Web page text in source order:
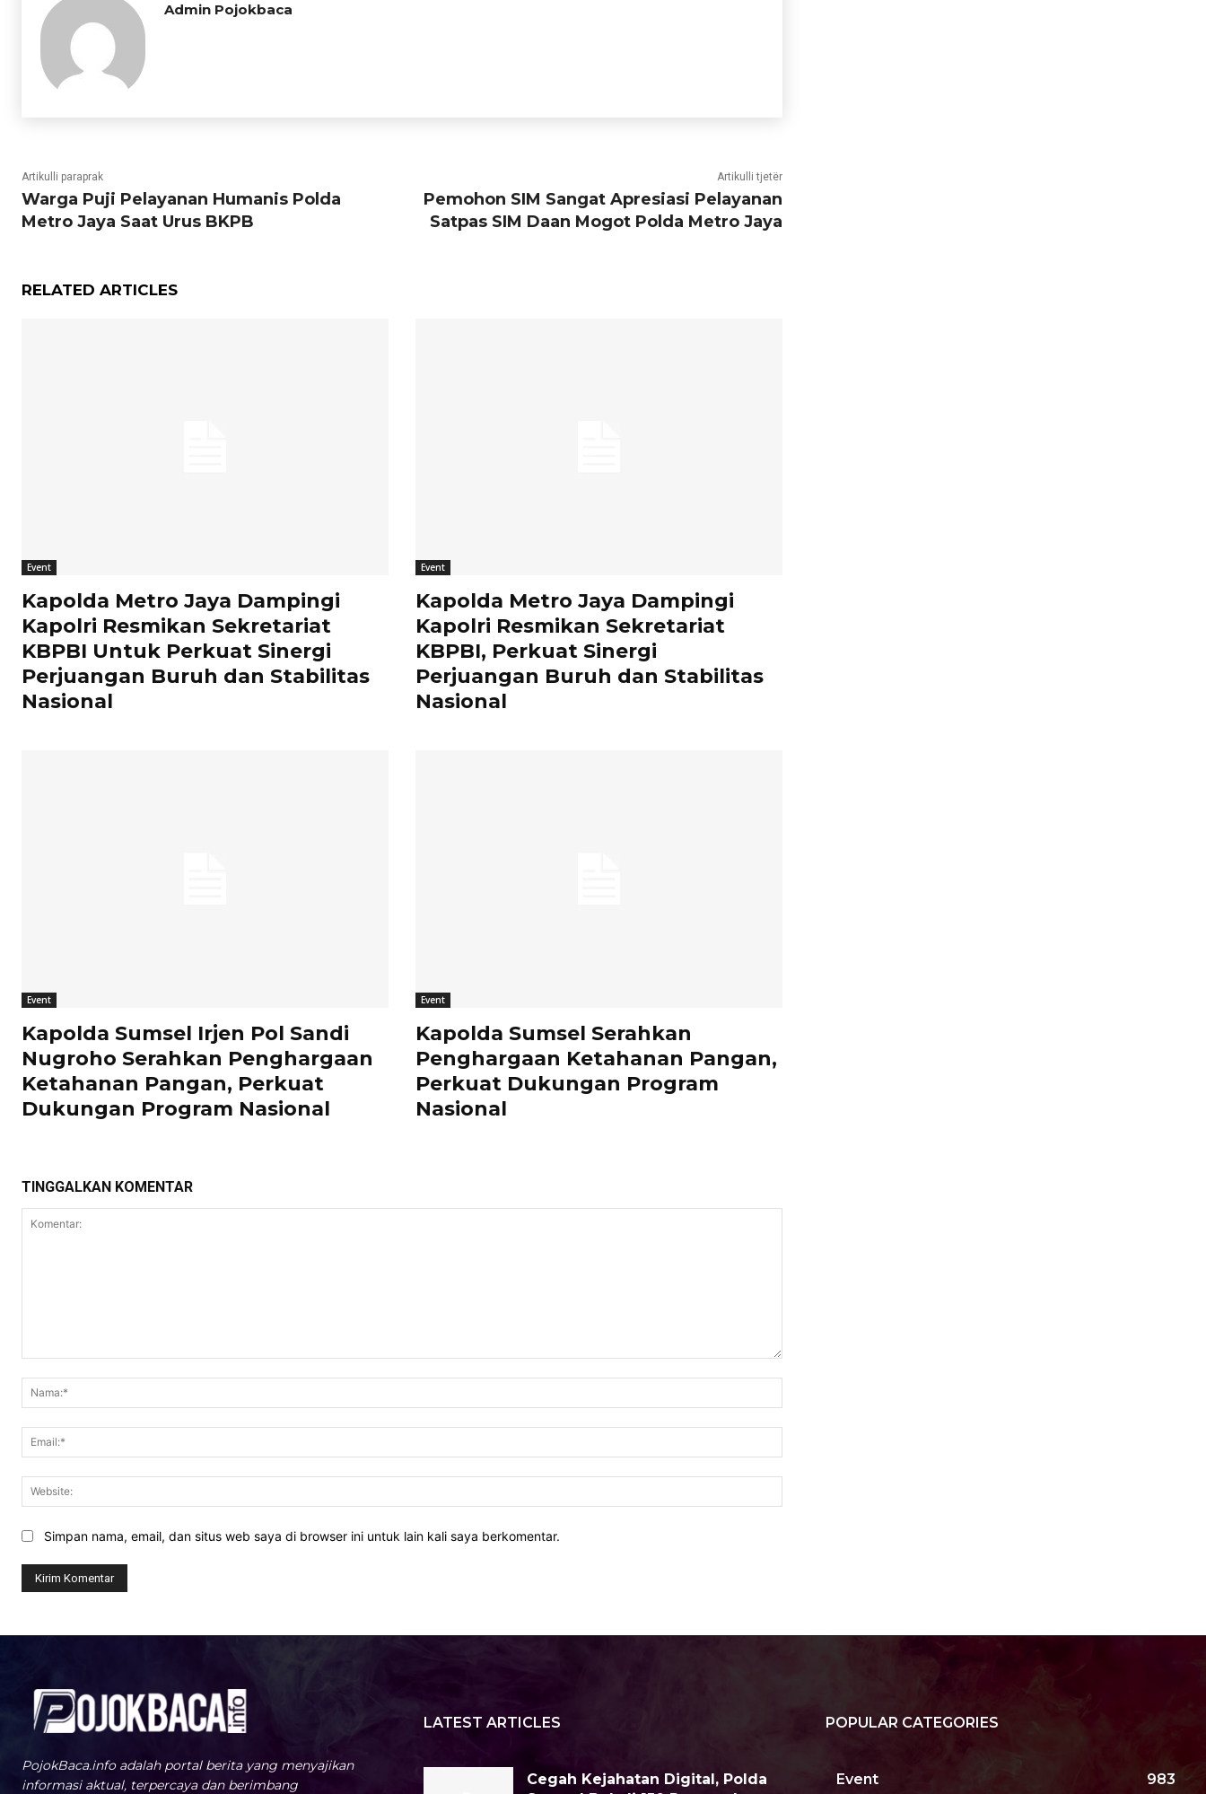
Admin Pojokbaca
Artikulli paraprak
Warga Puji Pelayanan Humanis Polda
Metro Jaya Saat Urus BKPB
Artikulli tjetër
Pemohon SIM Sangat Apresiasi Pelayanan
Satpas SIM Daan Mogot Polda Metro Jaya
RELATED ARTICLES
Event
Kapolda Metro Jaya Dampingi
Kapolri Resmikan Sekretariat
KBPBI Untuk Perkuat Sinergi
Perjuangan Buruh dan Stabilitas
Nasional
Event
Kapolda Metro Jaya Dampingi
Kapolri Resmikan Sekretariat
KBPBI, Perkuat Sinergi
Perjuangan Buruh dan Stabilitas
Nasional
Event
Kapolda Sumsel Irjen Pol Sandi
Nugroho Serahkan Penghargaan
Ketahanan Pangan, Perkuat
Dukungan Program Nasional
Event
Kapolda Sumsel Serahkan
Penghargaan Ketahanan Pangan,
Perkuat Dukungan Program
Nasional
TINGGALKAN KOMENTAR
Simpan nama, email, dan situs web saya di browser ini untuk lain kali saya berkomentar.
PojokBaca.info adalah portal berita yang menyajikan
informasi aktual, terpercaya dan berimbang
LATEST ARTICLES
Cegah Kejahatan Digital, Polda
POPULAR CATEGORIES
Event 983